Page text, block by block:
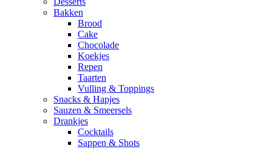
Bakken
Brood
Cake
Chocolade
Koekjes
Repen
Taarten
Vulling & Toppings
Snacks & Hapjes
Sauzen & Smeersels
Drankjes
Cocktails
Sappen & Shots